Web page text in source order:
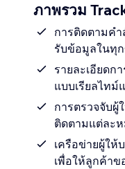
ภาพรวม
การติดตามคำ
รับข้อมูลในทุ
รายละเอียดก
แบบเรียลไทม์
การตรวจจับผู้
ติดตามแต่ละ
เครือข่ายผู้ให้
เพื่อให้ลูกค้า